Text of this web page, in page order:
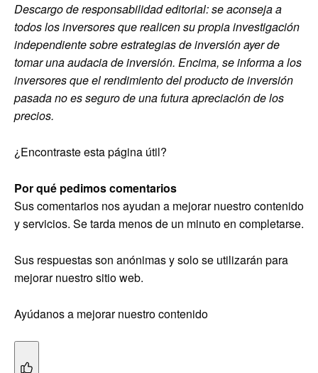
Descargo de responsabilidad editorial: se aconseja a
todos los inversores que realicen su propia investigación
independiente sobre estrategias de inversión ayer de
tomar una audacia de inversión. Encima, se informa a los
inversores que el rendimiento del producto de inversión
pasada no es seguro de una futura apreciación de los
precios.
¿Encontraste esta página útil?
Por qué pedimos comentarios
Sus comentarios nos ayudan a mejorar nuestro contenido
y servicios. Se tarda menos de un minuto en completarse.
Sus respuestas son anónimas y solo se utilizarán para
mejorar nuestro sitio web.
Ayúdanos a mejorar nuestro contenido